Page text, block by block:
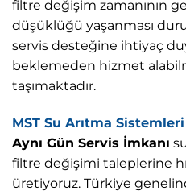
filtre değişim zamanının
düşüklüğü yaşanması
servis desteğine ihtiyaç
beklemeden hizmet
taşımaktadır.
MST Su Arıtma Sistemleri
Aynı Gün Servis İmkanı
filtre değişimi taleplerine
üretiyoruz. Türkiye